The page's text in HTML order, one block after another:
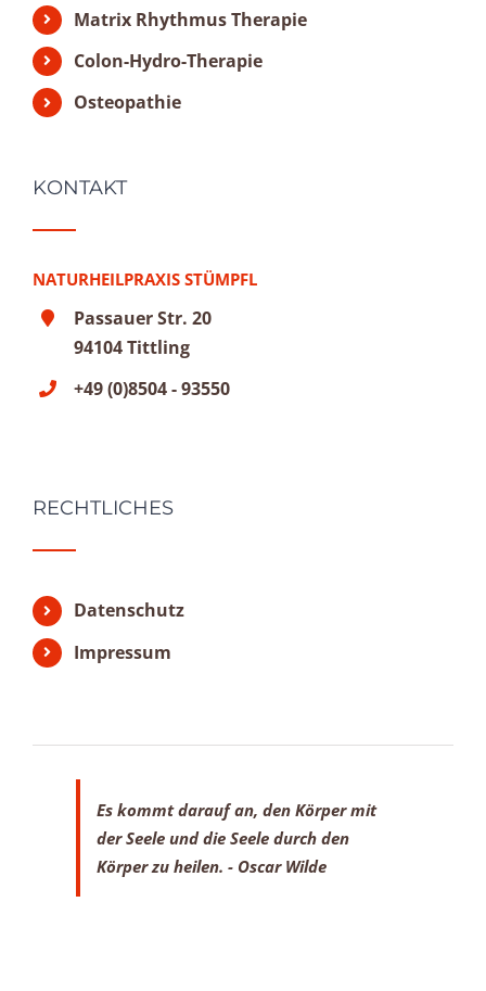
Matrix Rhythmus Therapie
Colon-Hydro-Therapie
Osteopathie
KONTAKT
NATURHEILPRAXIS STÜMPFL
Passauer Str. 20
94104 Tittling
+49 (0)8504 - 93550
RECHTLICHES
Datenschutz
Impressum
Es kommt darauf an, den Körper mit
der Seele und die Seele durch den
Körper zu heilen. - Oscar Wilde